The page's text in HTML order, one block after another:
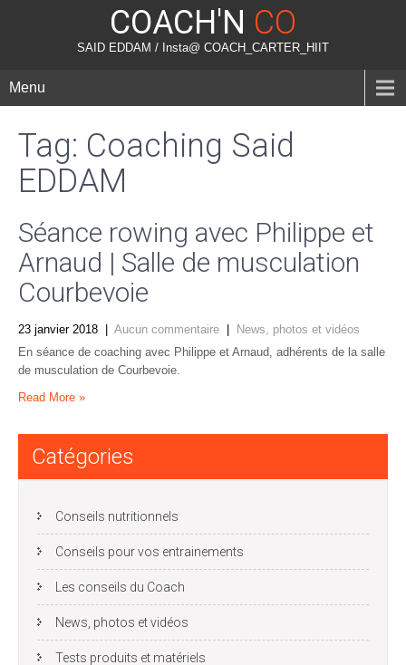
COACH'N CO
SAID EDDAM / Insta@ COACH_CARTER_HIIT
Menu
Tag: Coaching Said
EDDAM
Séance rowing avec Philippe et
Arnaud | Salle de musculation
Courbevoie
23 janvier 2018 Aucun commentaire
News, photos et vidéos
En séance de coaching avec Philippe et Arnaud, adhérents de la salle
de musculation de Courbevoie.
Read More »
Catégories
Conseils nutritionnels
Conseils pour vos entrainements
Les conseils du Coach
News, photos et vidéos
Tests produits et matériels